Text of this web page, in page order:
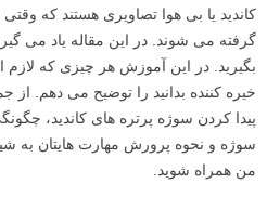
کاندید یا بی هوا تصاویری هستند که
گرفته می شوند. در این مقاله یاد می
بگیرید. در این آموزش هر چیزی که لازم
خیره کننده بدانید را توضیح می دهم.
پیدا کردن سوژه پرتره های کاندید،
سوژه و نحوه پرورش مهارت هایتان به
من همراه شوید.